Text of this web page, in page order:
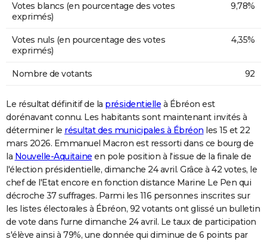
Votes blancs (en pourcentage des votes
exprimés)
9,78%
Votes nuls (en pourcentage des votes
exprimés)
4,35%
Nombre de votants 92
Le résultat définitif de la présidentielle à Ébréon est
dorénavant connu. Les habitants sont maintenant invités à
déterminer le résultat des municipales à Ébréon les 15 et 22
mars 2026. Emmanuel Macron est ressorti dans ce bourg de
la Nouvelle-Aquitaine en pole position à l'issue de la finale de
l'élection présidentielle, dimanche 24 avril. Grâce à 42 votes, le
chef de l'Etat encore en fonction distance Marine Le Pen qui
décroche 37 suffrages. Parmi les 116 personnes inscrites sur
les listes électorales à Ébréon, 92 votants ont glissé un bulletin
de vote dans l'urne dimanche 24 avril. Le taux de participation
s'élève ainsi à 79%, une donnée qui diminue de 6 points par